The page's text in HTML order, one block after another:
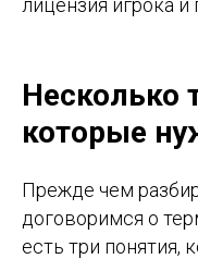
лицензия игрока и
Несколько
которые
Прежде чем
договоримся о
есть три понятия,